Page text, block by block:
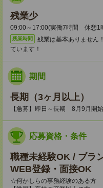
残業少
09:00～17:00(実働7時間 休憩1
残業時間
残業は基本ありません
ています！
期間
長期（3ヶ月以上）
【急募】即日～長期 8月9月開
応募資格・条件
職種未経験OK / ブラ
WEB登録・面接OK
☆何かしらの事務経験のある方